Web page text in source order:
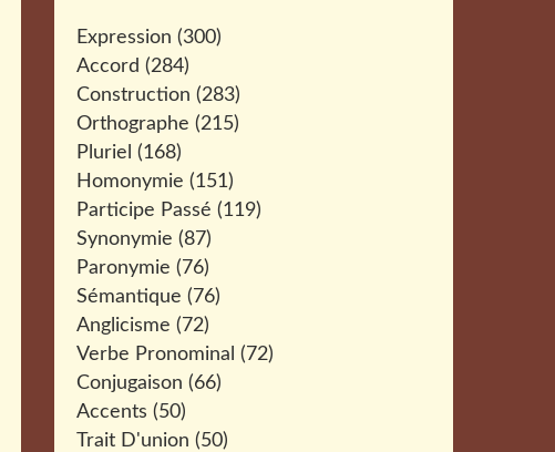
Expression (300)
Accord (284)
Construction (283)
Orthographe (215)
Pluriel (168)
Homonymie (151)
Participe Passé (119)
Synonymie (87)
Paronymie (76)
Sémantique (76)
Anglicisme (72)
Verbe Pronominal (72)
Conjugaison (66)
Accents (50)
Trait D'union (50)